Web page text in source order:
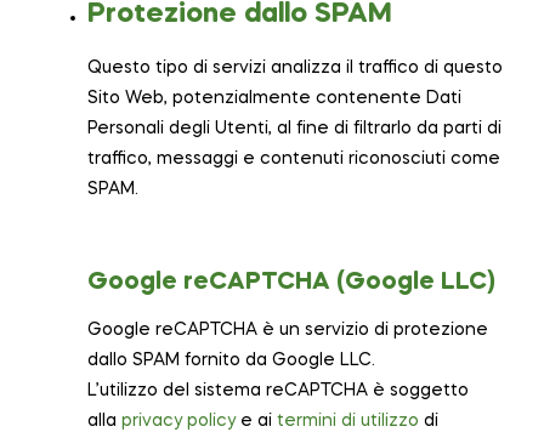
Protezione dallo SPAM
Questo tipo di servizi analizza il traffico di questo
Sito Web, potenzialmente contenente Dati
Personali degli Utenti, al fine di filtrarlo da parti di
traffico, messaggi e contenuti riconosciuti come
SPAM.
Google reCAPTCHA (Google LLC)
Google reCAPTCHA è un servizio di protezione
dallo SPAM fornito da Google LLC.
L’utilizzo del sistema reCAPTCHA è soggetto
alla privacy policye ai termini di utilizzo di